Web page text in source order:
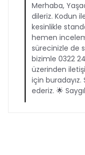
Merhaba,
dileriz. Kodun
kesinlikle
hemen
sürecinizle de
bizimle 0322
üzerinden
için buradayız.
ederiz. 🌟